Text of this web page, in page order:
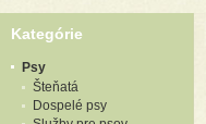
Kategórie
Psy
Šteňatá
Dospelé psy